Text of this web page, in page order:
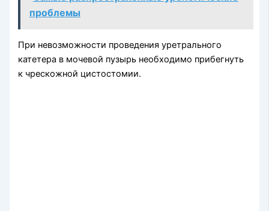
проблемы
При невозможности проведения уретрального
катетера в мочевой пузырь необходимо прибегнуть
к чрескожной цистостомии.